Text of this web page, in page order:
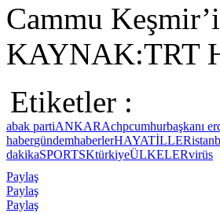
Cammu
KAYNAK:TRT
Etiketler :
abak partiANKARAchpcumhurbaşkanı
habergündemhaberlerHAYATİLLER
dakikaSPORTSKtürkiyeÜLKELERvirüs
Paylaş
Paylaş
Paylaş